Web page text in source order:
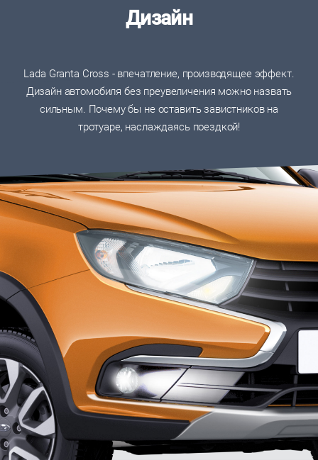
Дизайн
Lada Granta Cross - впечатление, производящее эффект.
Дизайн автомобиля без преувеличения можно назвать
сильным. Почему бы не оставить завистников на
тротуаре, наслаждаясь поездкой!